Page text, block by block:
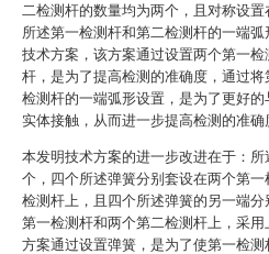
二检测杆的数量均为两个，且对称设置
所述第一检测杆和第二检测杆的一端
技术方案，该方案通过设置两个第一检
杆，是为了提高检测的准确度，通过
检测杆的一端弧形设置，是为了更好的
实体接触，从而进一步提高检测的准确
本发明技术方案的进一步改进在于：所
个，四个所述弹簧分别套设在两个第
检测杆上，且四个所述弹簧的另一端
第一检测杆和两个第二检测杆上，采
方案通过设置弹簧，是为了使第一检